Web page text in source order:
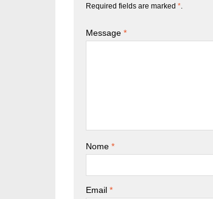
Required fields are marked *
Message *
Nome *
Email *